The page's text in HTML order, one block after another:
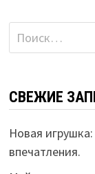
Найти:
СВЕЖИЕ
Новая
впечатления.